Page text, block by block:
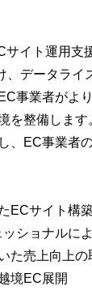
サイト運用支
、データライ
事業者がよ
を整備しま
、EC事業者
ECサイト構
ッショナルに
た売上向上の
境EC展開